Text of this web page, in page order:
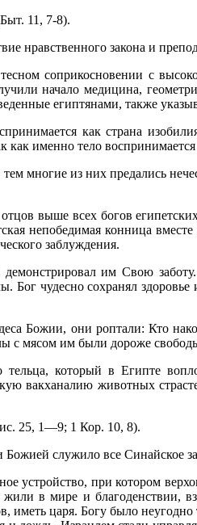
11, 7-8).
нравственного закона и
соприкосновении с
начало медицина,
египтянами, также
как страна
именно тело восприни­мается
многие из них предались
выше всех богов
непобедимая конница
заблуждения.
демонстрировал им Свою
Бог чудесно сохранял
Божии, они роптали:
с мясом им были доро­же
который в Египте
вакханалию животных
25, 1—9; 1 Кор. 10, 8).
служило все Синайское
устройство, при котором
в мире и благоденствии,
царя. Богу было